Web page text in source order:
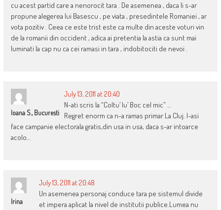
cu acest partid care a nenorocit tara . De asemenea , daca li s-ar
propune alegerea lui Basescu , pe viata , presedintele Romaniei , ar
vota pozitiv . Ceea ce este trist este ca multe din aceste voturi vin
de la romanii din occident , adica ai pretentia la astia ca sunt mai
luminati la cap nu ca cei ramasi in tara , indobitociti de nevoi .
Ioana S., Bucuresti
July 13, 2011 at 20:40
N-ati scris la “Coltu’ lu’ Boc cel mic” …
Regret enorm ca n-a ramas primar La Cluj. I-asi
face campanie electorala gratis,din usa in usa, daca s-ar intoarce
acolo…
Irina
July 13, 2011 at 20:48
Un asemenea personaj conduce tara pe sistemul divide
et impera aplicat la nivel de institutii publice.Lumea nu